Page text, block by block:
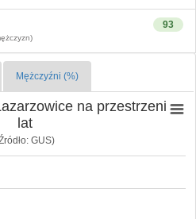
93
Mężczyźni (%)
na przestrzeni
lat
GUS)